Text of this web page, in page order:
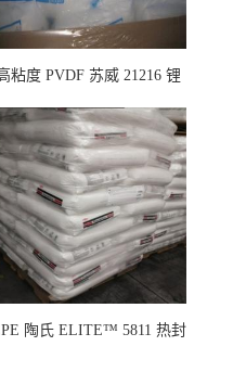
粘度 PVDF 苏威 21216 锂
陶氏 ELITE™ 5811 热封